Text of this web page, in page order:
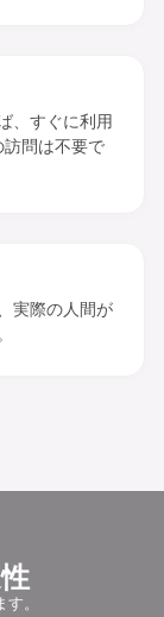
、すぐに利用
問は不要で
実際の人間が
。